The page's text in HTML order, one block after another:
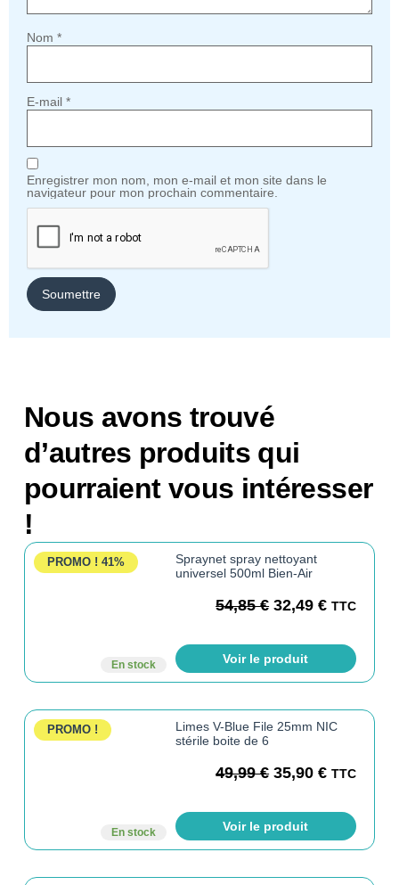
Nom *
E-mail *
Enregistrer mon nom, mon e-mail et mon site dans le
navigateur pour mon prochain commentaire.
Nous avons trouvé
d’autres produits qui
pourraient vous intéresser
!
PROMO ! 41%
En stock
Spraynet spray nettoyant
universel 500ml Bien-Air
54,85€ 32,49€ TTC
Voir le produit
PROMO !
En stock
Limes V-Blue File 25mm NIC
stérile boite de 6
49,99€ 35,90€ TTC
Voir le produit